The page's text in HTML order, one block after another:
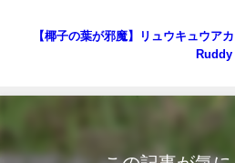
【椰子の葉が邪魔】リュウキュウア